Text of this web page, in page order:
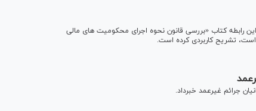
رابطه کتاب «بررسی قانون نحوه اجرای محکومیت های مالی
تشریح کاربردی کرده است.